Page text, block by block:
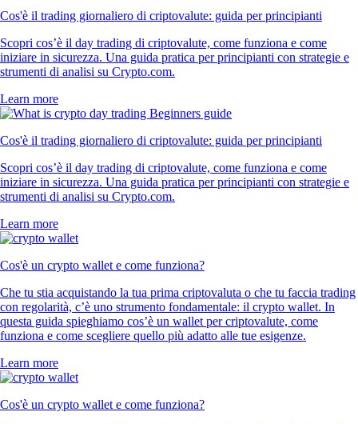
Cos'è il trading giornaliero di criptovalute: guida per principianti
Scopri cos’è il day trading di criptovalute, come funziona e come
iniziare in sicurezza. Una guida pratica per principianti con strategie e
strumenti di analisi su Crypto.com.
Learn more
Cos'è il trading giornaliero di criptovalute: guida per principianti
Scopri cos’è il day trading di criptovalute, come funziona e come
iniziare in sicurezza. Una guida pratica per principianti con strategie e
strumenti di analisi su Crypto.com.
Learn more
Cos'è un crypto wallet e come funziona?
Che tu stia acquistando la tua prima criptovaluta o che tu faccia trading
con regolarità, c’è uno strumento fondamentale: il crypto wallet. In
questa guida spieghiamo cos’è un wallet per criptovalute, come
funziona e come scegliere quello più adatto alle tue esigenze.
Learn more
Cos'è un crypto wallet e come funziona?